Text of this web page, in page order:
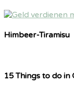
Himbeer-Tiramisu
15 Things to do in